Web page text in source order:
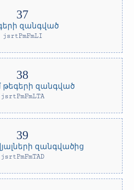
զանգված
jsrtPmFmLI
թեգերի զանգված
jsrtPmFmLTA
զանգվածից
jsrtPmFmTAD